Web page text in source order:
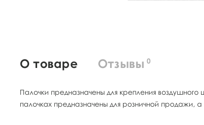
О товаре Отзывы 0
Палочки предназначены для крепления
палочках предназначены для розничной